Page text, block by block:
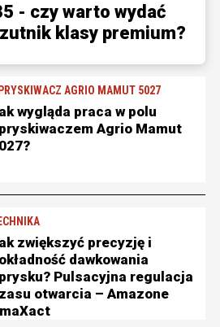
- czy warto wydać
klasy premium?
AGRIO MAMUT 5027
wygląda praca w polu
Agrio Mamut
zwiększyć precyzję i
dawkowania
Pulsacyjna regulacja
otwarcia – Amazone